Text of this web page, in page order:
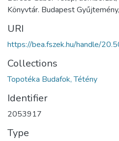
Könyvtár. Budapest
URI
https://bea.fszek.hu/handle/
Collections
Topotéka Budafok, Tétény
Identifier
2053917
Type